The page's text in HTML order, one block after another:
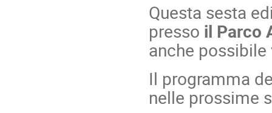
Questa sesta
presso il Parco
anche
Il programma
nelle prossime